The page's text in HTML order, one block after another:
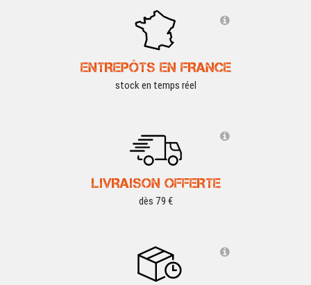
ENTREPÔTS EN FRANCE
stock en temps réel
LIVRAISON OFFERTE
dès 79 €